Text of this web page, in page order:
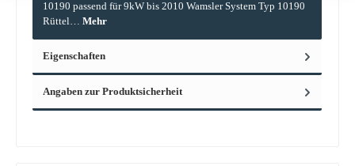
10190 passend für 9kW bis 2010 Wamsler System Typ 10190
Rüttel… Mehr
Eigenschaften
Angaben zur Produktsicherheit